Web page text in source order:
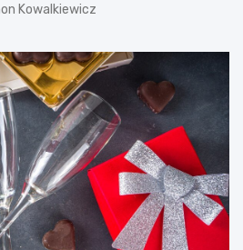
Kowalkiewicz